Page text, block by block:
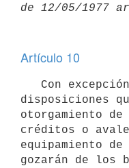
de 12/05/1977
Artículo 10
disposiciones
otorgamiento de
créditos o
equipamiento de
gozarán de los